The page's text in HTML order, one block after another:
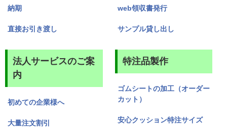
納期
直接お引き渡し
法人サービスのご案
内
初めての企業様へ
大量注文割引
web領収書発行
サンプル貸し出し
特注品製作
ゴムシートの加工（オーダー
カット）
安心クッション特注サイズ